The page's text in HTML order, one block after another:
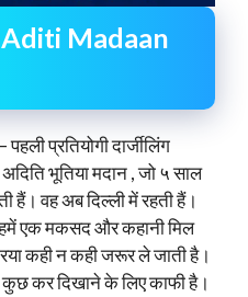
Madaan
प्रतियोगी दार्जीलिंग
भूतिया मदान , जो ५ साल
हैं। वह अब दिल्ली में रहती हैं।
हमें एक मकसद और कहानी मिल
कही न कही जरूर ले जाती है।
कर दिखाने के लिए काफी है।